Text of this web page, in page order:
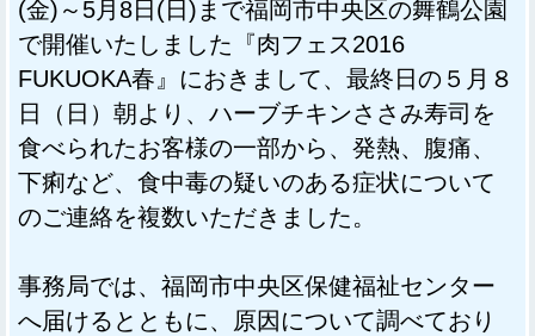
(金)～5月8日(日)まで福岡市中央区の舞鶴公園
で開催いたしました『肉フェス2016
FUKUOKA春』におきまして、最終日の５月８
日（日）朝より、ハーブチキンささみ寿司を
食べられたお客様の一部から、発熱、腹痛、
下痢など、食中毒の疑いのある症状について
のご連絡を複数いただきました。
事務局では、福岡市中央区保健福祉センター
へ届けるとともに、原因について調べており